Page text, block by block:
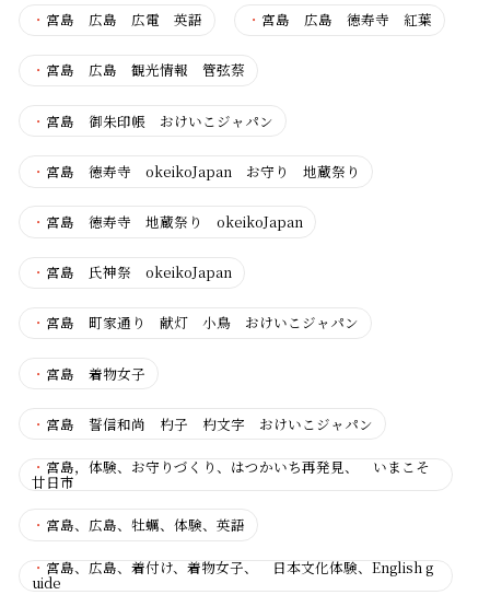
・ 宮島 広島 広電 英語 ・ 宮島 広島 徳寿寺 紅葉
・ 宮島 広島 観光情報 管弦蔡
・ 宮島 御朱印帳 おけいこジャパン
・ 宮島 徳寿寺 okeikoJapan お守り 地蔵祭り
・ 宮島 徳寿寺 地蔵祭り okeikoJapan
・ 宮島 氏神祭 okeikoJapan
・ 宮島 町家通り 献灯 小鳥 おけいこジャパン
・ 宮島 着物女子
・ 宮島 誓信和尚 杓子 杓文字 おけいこジャパン
・ 宮島，体験、お守りづくり、はつかいち再発見、 いまこそ
廿日市
・ 宮島、広島、牡蠣、体験、英語
・ 宮島、広島、着付け、着物女子、 日本文化体験、English g
uide